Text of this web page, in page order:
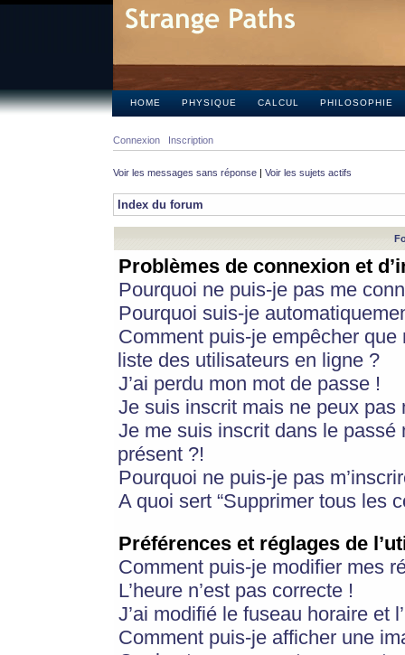
HOME PHYSIQUE CALCUL PHILOSOPHIE
Connexion Inscription
Voir les messages sans réponse | Voir les sujets actifs
Index du forum
Problèmes de connexion et
Pourquoi ne puis-je pas me
Pourquoi suis-je
Comment puis-je empêcher
liste des utilisateurs en ligne ?
J’ai perdu mon mot de passe !
Je suis inscrit mais ne peux pas
Je me suis inscrit dans le
présent ?!
Pourquoi ne puis-je pas
A quoi sert “Supprimer tous les
Préférences et réglages de
Comment puis-je modifier mes
L’heure n’est pas correcte !
J’ai modifié le fuseau horaire et
Comment puis-je afficher une